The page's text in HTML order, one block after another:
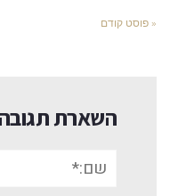
« פוסט קודם
השארת תגובה